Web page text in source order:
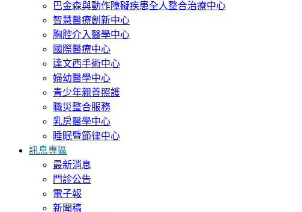
巴金森與動作障礙疾患全人整合治療中心
智慧醫療創新中心
胸腔介入醫學中心
國際醫療中心
達文西手術中心
婦幼醫學中心
青少年親善照護
職災整合服務
乳房醫學中心
睡眠暨節律中心
訊息專區
最新消息
門診公告
電子報
新聞稿